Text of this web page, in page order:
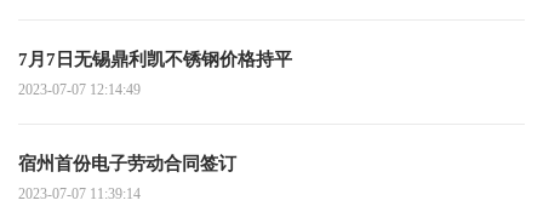
7月7日无锡鼎利凯不锈钢价格持平
2023-07-07 12:14:49
宿州首份电子劳动合同签订
2023-07-07 11:39:14